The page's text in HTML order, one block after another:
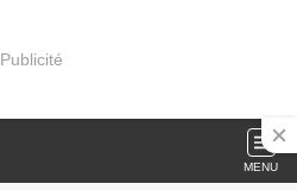
Publicité
MENU